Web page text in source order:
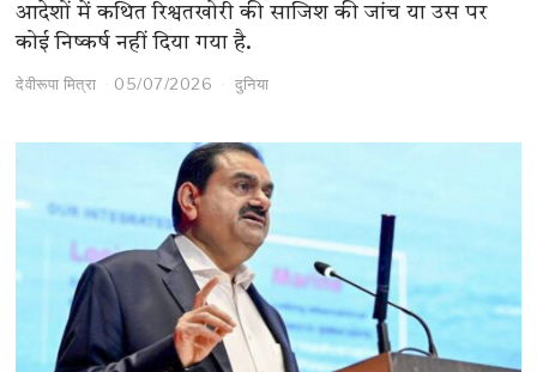
आदेशों में कथित रिश्वतखोरी की साजिश की जांच या उस पर
कोई निष्कर्ष नहीं दिया गया है.
देवीरूपा मित्रा 05/07/2026 दुनिया